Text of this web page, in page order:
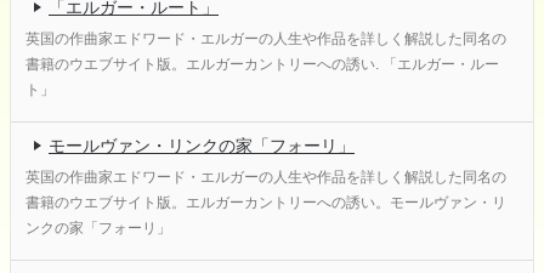
「エルガー・ルート」
英国の作曲家エドワード・エルガーの人生や作品を詳しく解説した同名の
書籍のウエブサイト版。エルガーカントリーへの誘い. 「エルガー・ルー
ト」
モールヴァン・リンクの家「フォーリ」
英国の作曲家エドワード・エルガーの人生や作品を詳しく解説した同名の
書籍のウエブサイト版。エルガーカントリーへの誘い。モールヴァン・リ
ンクの家「フォーリ」